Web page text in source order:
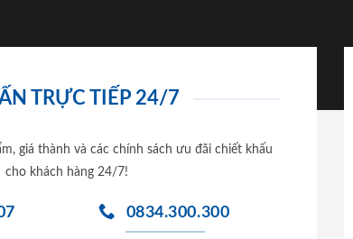
TRỰC TIẾP 24/7
giá thành và các chính sách ưu đãi chiết khấu
cho khách hàng 24/7!
0834.300.300